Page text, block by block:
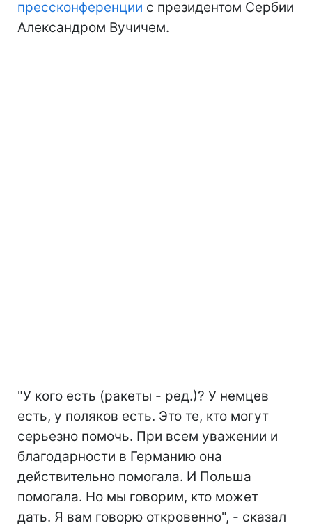
прессконференции с президентом Сербии
Александром Вучичем.
"У кого есть (ракеты - ред.)? У немцев
есть, у поляков есть. Это те, кто могут
серьезно помочь. При всем уважении и
благодарности в Германию она
действительно помогала. И Польша
помогала. Но мы говорим, кто может
дать. Я вам говорю откровенно", - сказал